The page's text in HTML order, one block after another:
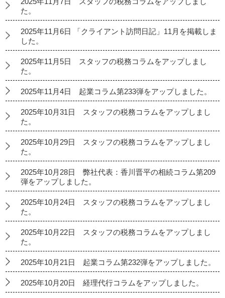
た。
2025年11月6日 「クライアント訪問日記」11月を掲載しま
した。
2025年11月5日 スタッフの税務コラムをアップしまし
た。
2025年11月4日 起業コラム第233弾をアップしました。
2025年10月31日 スタッフの税務コラムをアップしまし
た。
2025年10月29日 スタッフの税務コラムをアップしまし
た。
2025年10月28日 弊社代表：香川晋平の相続コラム第209
弾をアップしました。
2025年10月24日 スタッフの税務コラムをアップしまし
た。
2025年10月22日 スタッフの税務コラムをアップしまし
た。
2025年10月21日 起業コラム第232弾をアップしました。
2025年10月20日 経理代行コラムをアップしました。